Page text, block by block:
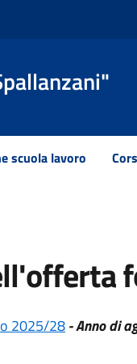
scuola lavoro
2025/28- Anno di